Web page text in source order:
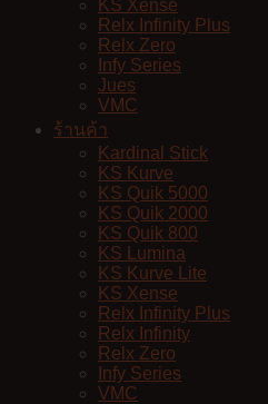
KS Xense
Relx Infinity Plus
Relx Zero
Infy Series
Jues
VMC
ร้านค้า
Kardinal Stick
KS Kurve
KS Quik 5000
KS Quik 2000
KS Quik 800
KS Lumina
KS Kurve Lite
KS Xense
Relx Infinity Plus
Relx Infinity
Relx Zero
Infy Series
VMC